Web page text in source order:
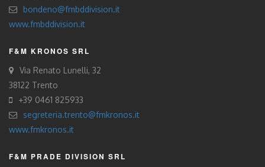
bondeno@fmbddivision.it
www.fmbddivision.it
F&M KRONOS SRL
Via Renato Lunelli, 32
38122 Trento
+39 0461 825933
segreteria.trento@fmkronos.it
www.fmkronos.it
F&M PRADE DIVISION SRL